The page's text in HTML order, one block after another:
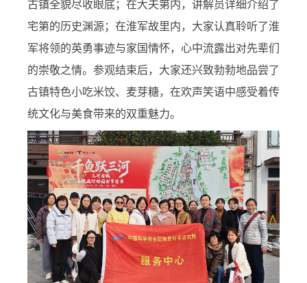
古镇全貌尽收眼底；在大夫第内，讲解员详细介绍了
宅第的历史渊源；在淮军故里内，大家认真聆听了淮
军将领的英勇事迹与家国情怀，心中流露出对先辈们
的崇敬之情。参观结束后，大家还兴致勃勃地品尝了
古镇特色小吃米饺、麦芽糖，在欢声笑语中感受着传
统文化与美食带来的双重魅力。